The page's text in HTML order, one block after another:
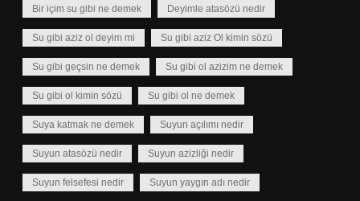
Bir içim su gibi ne demek Deyimle atasözü nedir
Su gibi aziz ol deyim mi Su gibi aziz Ol kimin sözü
Su gibi geçsin ne demek Su gibi ol azizim ne demek
Su gibi ol kimin sözü Su gibi ol ne demek
Suya katmak ne demek Suyun açılımı nedir
Suyun atasözü nedir Suyun azizliği nedir
Suyun felsefesi nedir Suyun yaygın adı nedir